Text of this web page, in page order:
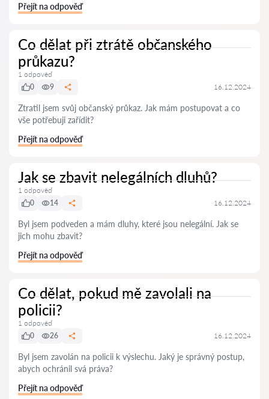
Přejít na odpověď
Co dělat při ztrátě občanského
průkazu?
1 odpověď
0
9 16.12.2024
Ztratil jsem svůj občanský průkaz. Jak mám postupovat a co
vše potřebuji zařídit?
Přejít na odpověď
Jak se zbavit nelegálních dluhů?
1 odpověď
0
14 16.12.2024
Byl jsem podveden a mám dluhy, které jsou nelegální. Jak se
jich mohu zbavit?
Přejít na odpověď
Co dělat, pokud mě zavolali na
policii?
1 odpověď
0
26 16.12.2024
Byl jsem zavolán na policii k výslechu. Jaký je správný postup,
abych ochránil svá práva?
Přejít na odpověď